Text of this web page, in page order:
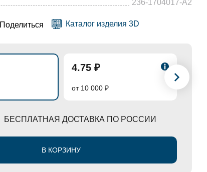
236-1704017-А2
Поделиться Каталог изделия 3D
4.75 ₽
от 10 000 ₽
БЕСПЛАТНАЯ ДОСТАВКА ПО РОССИИ
В КОРЗИНУ